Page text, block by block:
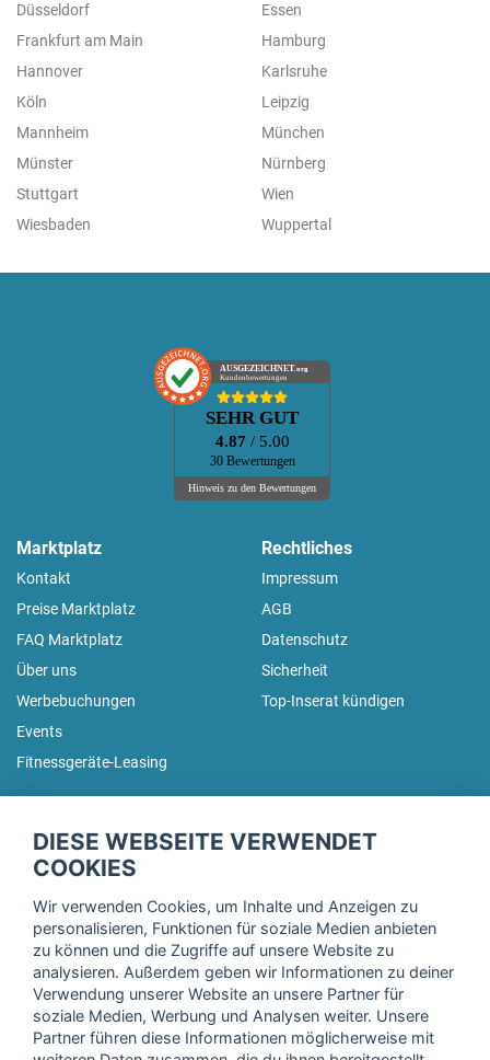
Düsseldorf
Essen
Frankfurt am Main
Hamburg
Hannover
Karlsruhe
Köln
Leipzig
Mannheim
München
Münster
Nürnberg
Stuttgart
Wien
Wiesbaden
Wuppertal
AUSGEZEICHNET .org
Kundenbewertungen
SEHR GUT
4.87 / 5.00
30 Bewertungen
Hinweis zu den Bewertungen
Marktplatz
Kontakt
Preise Marktplatz
FAQ Marktplatz
Über uns
Werbebuchungen
Events
Fitnessgeräte-Leasing
Rechtliches
Impressum
AGB
Datenschutz
Sicherheit
Top-Inserat kündigen
Trage dich hier für unseren Newsletter ein und erhalte regelmäßig
Ich stimme der Verarbeitung meiner Daten, wie in der
Einwilligungserklärungder fitnessmarkt.de services GmbH
beschrieben, zu und bestätige, dass ich das 16. Lebensjahr
DIESE WEBSEITE VERWENDET
COOKIES
Wir verwenden Cookies, um Inhalte und Anzeigen zu
personalisieren, Funktionen für soziale Medien anbieten
zu können und die Zugriffe auf unsere Website zu
analysieren. Außerdem geben wir Informationen zu deiner
Verwendung unserer Website an unsere Partner für
soziale Medien, Werbung und Analysen weiter. Unsere
Partner führen diese Informationen möglicherweise mit